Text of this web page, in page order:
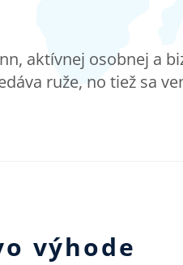
aktívnej osobnej a
ruže, no tiež sa
výhode